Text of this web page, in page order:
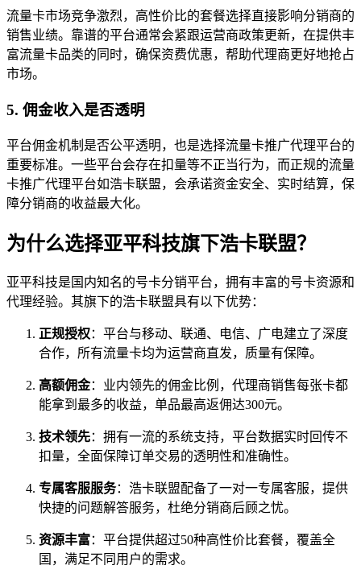
流量卡市场竞争激烈，高性价比的套餐选择直接影响分销商的
销售业绩。靠谱的平台通常会紧跟运营商政策更新，在提供丰
富流量卡品类的同时，确保资费优惠，帮助代理商更好地抢占
市场。
5. 佣金收入是否透明
平台佣金机制是否公平透明，也是选择流量卡推广代理平台的
重要标准。一些平台会存在扣量等不正当行为，而正规的流量
卡推广代理平台如浩卡联盟，会承诺资金安全、实时结算，保
障分销商的收益最大化。
为什么选择亚平科技旗下浩卡联盟？
亚平科技是国内知名的号卡分销平台，拥有丰富的号卡资源和
代理经验。其旗下的浩卡联盟具有以下优势：
正规授权：平台与移动、联通、电信、广电建立了深度
合作，所有流量卡均为运营商直发，质量有保障。
高额佣金：业内领先的佣金比例，代理商销售每张卡都
能拿到最多的收益，单品最高返佣达300元。
技术领先：拥有一流的系统支持，平台数据实时回传不
扣量，全面保障订单交易的透明性和准确性。
专属客服服务：浩卡联盟配备了一对一专属客服，提供
快捷的问题解答服务，杜绝分销商后顾之忧。
资源丰富：平台提供超过50种高性价比套餐，覆盖全
国，满足不同用户的需求。